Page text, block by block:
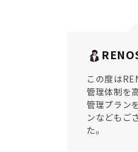
この度は
管理体制を
管理プラン
ンなどもご
た。